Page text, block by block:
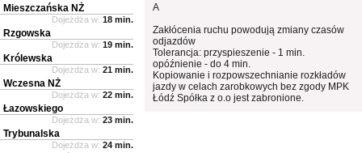
A
Zakłócenia ruchu powodują zmiany czasów
odjazdów
Tolerancja: przyspieszenie - 1 min.
opóźnienie - do 4 min.
Kopiowanie i rozpowszechnianie rozkładów
jazdy w celach zarobkowych bez zgody MPK
Łódź Spółka z o.o jest zabronione.
Mieszczańska NŻ
Dojeżdża w: 18 min.
Rzgowska
Dojeżdża w: 19 min.
Królewska
Dojeżdża w: 21 min.
Wczesna NŻ
Dojeżdża w: 22 min.
Łazowskiego
Dojeżdża w: 23 min.
Trybunalska
Dojeżdża w: 24 min.